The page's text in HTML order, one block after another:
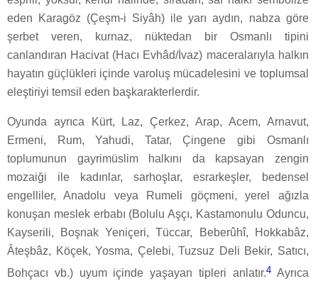
eden Karagöz (Çeşm-i Siyâh) ile yarı aydın, nabza göre
şerbet veren, kurnaz, nüktedan bir Osmanlı tipini
canlandıran Hacivat (Hacı Evhâd/İvaz) maceralarıyla halkın
hayatın güçlükleri içinde varoluş mücadelesini ve toplumsal
eleştiriyi temsil eden başkarakterlerdir.
Oyunda ayrıca Kürt, Laz, Çerkez, Arap, Acem, Arnavut,
Ermeni, Rum, Yahudi, Tatar, Çingene gibi Osmanlı
toplumunun gayrimüslim halkını da kapsayan zengin
mozaiği ile kadınlar, sarhoşlar, esrarkeşler, bedensel
engelliler, Anadolu veya Rumeli göçmeni, yerel ağızla
konuşan meslek erbabı (Bolulu Aşçı, Kastamonulu Oduncu,
Kayserili, Boşnak Yeniçeri, Tüccar, Beberûhî, Hokkabâz,
Âteşbâz, Köçek, Yosma, Çelebi, Tuzsuz Deli Bekir, Satıcı,
Bohçacı vb.) uyum içinde yaşayan tipleri anlatır.4Ayrıca